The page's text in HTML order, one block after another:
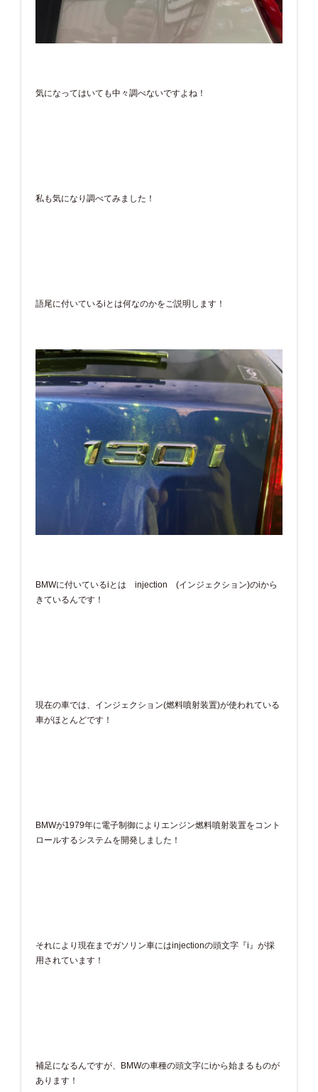
気になってはいても中々調べないですよね！
私も気になり調べてみました！
語尾に付いているiとは何なのかをご説明します！
BMWに付いているiとは injection (インジェクション)のiから
きているんです！
現在の車では、インジェクション(燃料噴射装置)が使われている
車がほとんどです！
BMWが1979年に電子制御によりエンジン燃料噴射装置をコント
ロールするシステムを開発しました！
それにより現在までガソリン車にはinjectionの頭文字『i』が採
用されています！
補足になるんですが、BMWの車種の頭文字にiから始まるものが
あります！